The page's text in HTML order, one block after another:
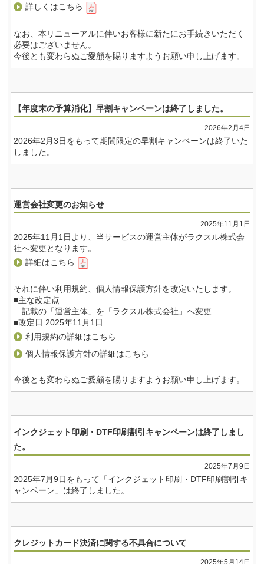
詳しくはこちら
なお、本リニューアルに伴いお客様に新たにお手続きいただく
必要はございません。
今後とも変わらぬご愛顧を賜りますようお願い申し上げます。
【年度末の予算消化】早割キャンペーンは終了しました。
2026年2月4日
2026年2月3日をもって期間限定の早割キャンペーンは終了いた
しました。
運営会社変更のお知らせ
2025年11月1日
2025年11月1日より、当サービスの運営主体がラクスル株式会
社へ変更となります。
詳細はこちら
それに伴い利用規約、個人情報保護方針を改定いたします。
■主な改定点
記載の「運営主体」を「ラクスル株式会社」へ変更
■改定日 2025年11月1日
利用規約の詳細はこちら
個人情報保護方針の詳細はこちら
今後とも変わらぬご愛顧を賜りますようお願い申し上げます。
インクジェット印刷・DTF印刷割引キャンペーンは終了しまし
た。
2025年7月9日
2025年7月9日をもって「インクジェット印刷・DTF印刷割引キ
ャンペーン」は終了しました。
クレジットカード決済に関する不具合について
2025年5月14日